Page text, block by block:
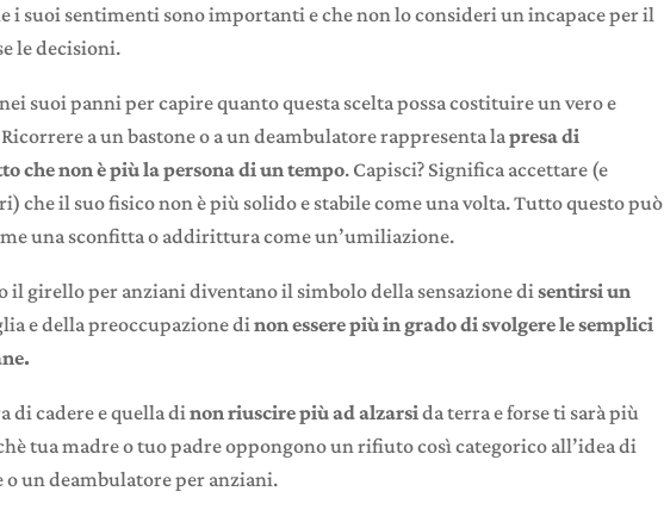
i suoi sentimenti sono importanti e che non lo consideri un incapace per il
le decisioni.
suoi panni per capire quanto questa scelta possa costituire un vero e
a un bastone o a un deambulatore rappresenta lapresa di
che non è più la persona di un tempo. Capisci? Significa accettare (e
che il suo fisico non è più solido e stabile come una volta. Tutto questo può
una sconfitta o addirittura come un’umiliazione.
il girello per anziani diventano il simbolo della sensazione di sentirsi un
e della preoccupazione di non essere più in grado di svolgere le semplici
di cadere e quella dinon riuscire più ad alzarsi da terra e forse ti sarà più
tua madre o tuo padre oppongono un rifiuto così categorico all’idea di
o un deambulatore per anziani.